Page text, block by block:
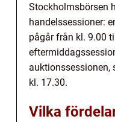
Stockholmsbörsen
handelssessioner:
pågår från kl. 9.00
auktionssessionen,
kl. 17.30.
Vilka